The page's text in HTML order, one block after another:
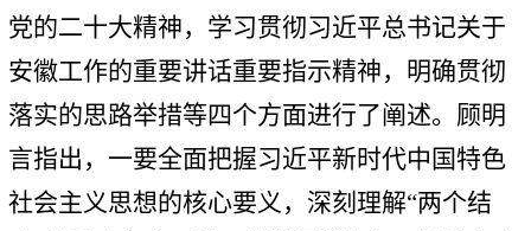
党的二十大精神，学习贯彻习近平总书记关于
安徽工作的重要讲话重要指示精神，明确贯彻
落实的思路举措等四个方面进行了阐述。顾明
言指出，一要全面把握习近平新时代中国特色
社会主义思想的核心要义，深刻理解“两个结